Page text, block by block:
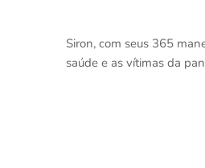
Siron, com seus 365
saúde e as vítimas da